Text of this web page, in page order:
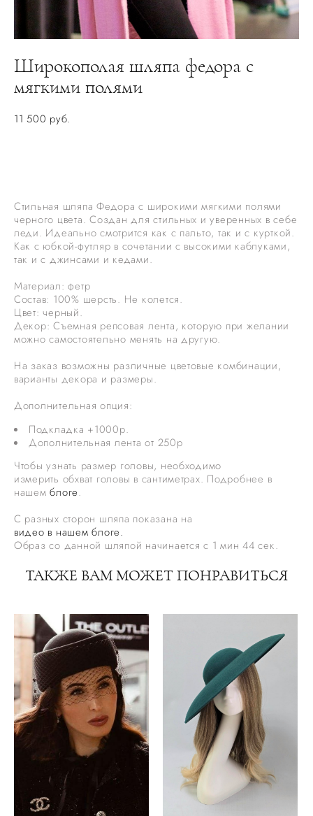
Широкополая шляпа федора с
мягкими полями
11 500 pуб.
Стильная шляпа Федора с широкими мягкими полями
черного цвета. Создан для стильных и уверенных в себе
леди. Идеально смотрится как с пальто, так и с курткой.
Как с юбкой-футляр в сочетании с высокими каблуками,
так и с джинсами и кедами.
Материал: фетр
Состав: 100% шерсть. Не колется.
Цвет: черный.
Декор: Съемная репсовая лента, которую при желании
можно самостоятельно менять на другую.
На заказ возможны различные цветовые комбинации,
варианты декора и размеры.
Дополнительная опция:
Подкладка +1000р.
Дополнительная лента от 250р
Чтобы узнать размер головы, необходимо
измерить обхват головы в сантиметрах. Подробнее в
нашемблоге.
С разных сторон шляпа показана на
видео в нашем блоге.
Образ со данной шляпой начинается с 1 мин 44 сек.
ТАКЖЕ ВАМ МОЖЕТ ПОНРАВИТЬСЯ